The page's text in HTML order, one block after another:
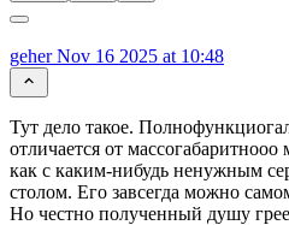
geherNov 16 2025 at 10:48
Тут дело такое.
отличается от
как с каким-нибудь ненужным
столом. Его завсегда можно
Но честно полученный душу